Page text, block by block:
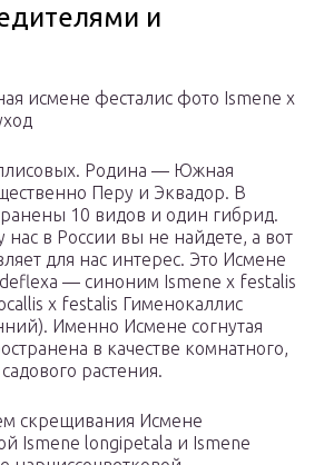
и
исмене фесталис фото Ismene x
Родина — Южная
Перу и Эквадор. В
10 видов и один гибрид.
в России вы не найдете, а вот
для нас интерес. Это Исмене
deflexa — синоним Ismene x festalis
x festalis Гименокаллис
Именно Исмене согнутая
в качестве комнатного,
растения.
скрещивания Исмене
Ismene longipetala и Ismene